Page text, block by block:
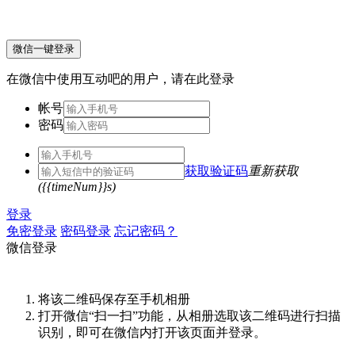
微信一键登录
在微信中使用互动吧的用户，请在此登录
帐号
密码
获取验证码重新获取
({{timeNum}}s)
登录
免密登录 密码登录 忘记密码？
微信登录
将该二维码保存至手机相册
打开微信“扫一扫”功能，从相册选取该二维码进行扫描
识别，即可在微信内打开该页面并登录。